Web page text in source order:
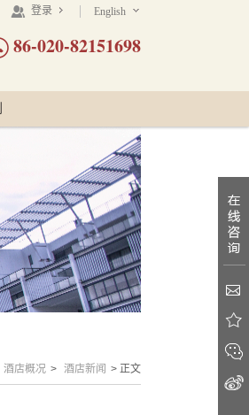
登录 English
86-020-82151698
酒店概况 > 酒店新闻 > 正文